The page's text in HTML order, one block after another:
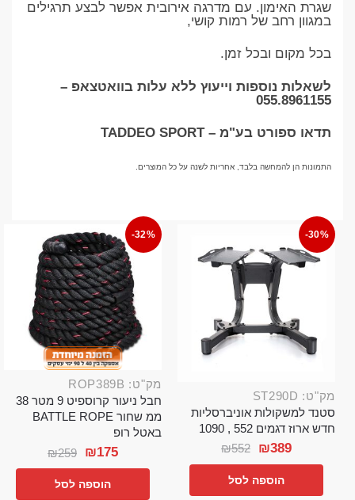
שגרת האימון. עם מדרגה אירובית אפשר לבצע תרגילים
במגוון רחב של רמות קושי,
בכל מקום ובכל זמן.
לשאלות נוספות וייעוץ ללא עלות בוואטצאפ –
055.8961155
תדאו ספורט בע"מ – TADDEO SPORT
התמונות הן להמחשה בלבד, אחריות לשנה על כל המוצרים.
-30%
מק"ט: ST290D
סטנד למשקולות אוניברסליות
חדש ארוז דגמים 552 , 1090
₪552 ₪389
הוספה לסל
-32%
מק"ט: ROP389B
חבל ניעור קרוספיט 9 מטר 38
ממ שחור BATTLE ROPE
באטל רופ
₪259 ₪175
הוספה לסל